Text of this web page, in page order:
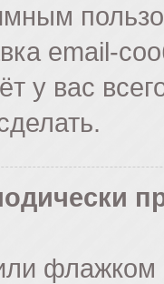
email-
у вас
флажком